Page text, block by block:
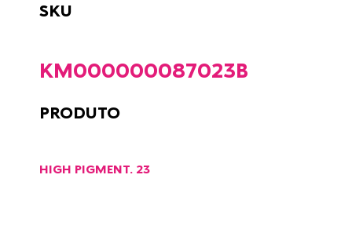
SKU
KM000000087023B
PRODUTO
HIGH PIGMENT. 23